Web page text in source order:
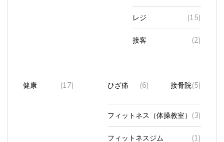
レジ (15)
接客 (2)
健康 (17) ひざ痛 (6) 接骨院(5)
フィットネス（体操教室）(3)
フィットネスジム (1)